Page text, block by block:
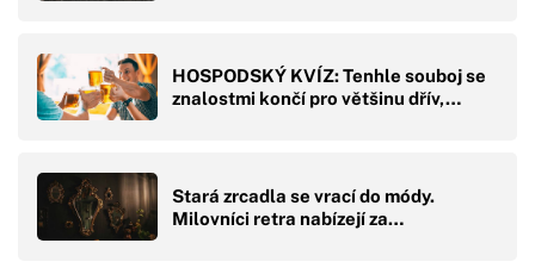
HOSPODSKÝ KVÍZ: Tenhle souboj se
znalostmi končí pro většinu dřív,…
Stará zrcadla se vrací do módy.
Milovníci retra nabízejí za…